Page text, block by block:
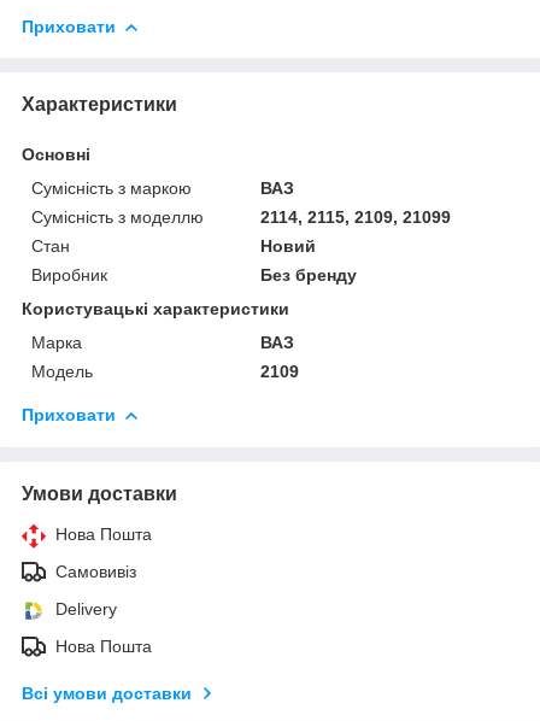
Приховати
Характеристики
Основні
Сумісність з маркою
ВАЗ
Сумісність з моделлю
2114, 2115, 2109, 21099
Стан
Новий
Виробник
Без бренду
Користувацькі характеристики
Марка
ВАЗ
Мoдель
2109
Приховати
Умови доставки
Нова Пошта
Самовивіз
Delivery
Нова Пошта
Всі умови доставки